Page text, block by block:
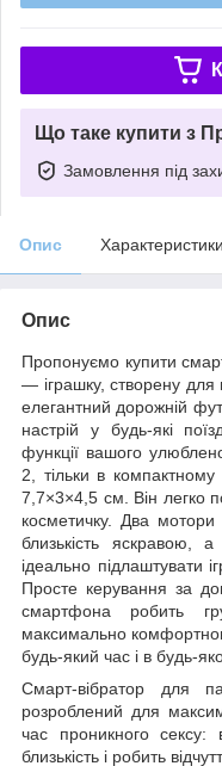
Що таке купити з
Замовлення під
Опис Характеристики
Опис
Пропонуємо купити
— іграшку, створену для
елегантний дорожній
настрій у будь-які
функції вашого
2, тільки в
7,7×3×4,5 см. Він легко
косметичку. Два мотори
близькість яскравою,
ідеально підлаштувати
Просте керування за
смартфона робить
максимально
будь-який час і в будь-
Смарт-вібратор для
розроблений для
час проникного
близькість і робить